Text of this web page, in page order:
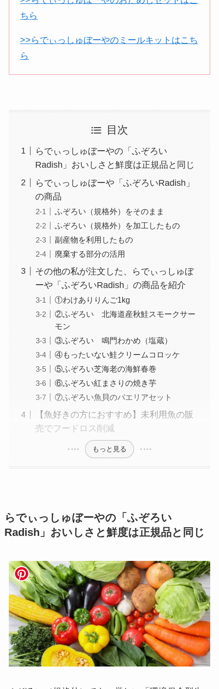
ちら
>>らでぃっしゅぼーやのミールキットはこち
ら
目次
らでぃっしゅぼーやの「ふぞろい
Radish」おいしさと鮮度は正規品と同じ
らでぃっしゅぼーや「ふぞろいRadish」
の商品
ふぞろい（規格外）をそのまま
ふぞろい（規格外）を加工したもの
副産物を利用したもの
廃棄する部分の活用
その他の私が注文した、らでぃっしゅぼ
ーや「ふぞろいRadish」の商品を紹介
①わけありりんご1kg
②ふぞろい 北海道産秋鮭スモークサー
モン
③ふぞろい 鳴門わかめ（塩蔵）
④もったいない鮭クリームコロッケ
⑤ふぞろい芝海老の海鮮春巻
⑥ふぞろい紅まさりの焼き芋
⑦ふぞろい魚貝のパエリアセット
【魚好きの方におすすめ】未利用魚の販
売でフードロス削減
もっと見る
らでぃっしゅぼーやの「ふぞろい
Radish」おいしさと鮮度は正規品と同じ